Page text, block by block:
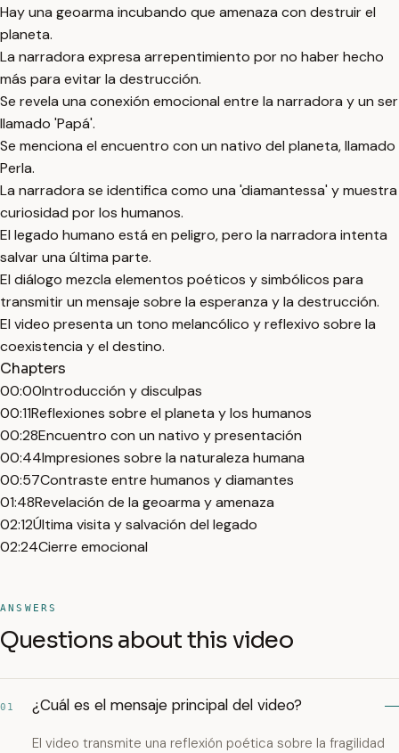
Hay una geoarma incubando que amenaza con destruir el
planeta.
La narradora expresa arrepentimiento por no haber hecho
más para evitar la destrucción.
Se revela una conexión emocional entre la narradora y un ser
llamado 'Papá'.
Se menciona el encuentro con un nativo del planeta, llamado
Perla.
La narradora se identifica como una 'diamantessa' y muestra
curiosidad por los humanos.
El legado humano está en peligro, pero la narradora intenta
salvar una última parte.
El diálogo mezcla elementos poéticos y simbólicos para
transmitir un mensaje sobre la esperanza y la destrucción.
El video presenta un tono melancólico y reflexivo sobre la
coexistencia y el destino.
Chapters
00:00Introducción y disculpas
00:11Reflexiones sobre el planeta y los humanos
00:28Encuentro con un nativo y presentación
00:44Impresiones sobre la naturaleza humana
00:57Contraste entre humanos y diamantes
01:48Revelación de la geoarma y amenaza
02:12Última visita y salvación del legado
02:24Cierre emocional
ANSWERS
Questions about this video
01 ¿Cuál es el mensaje principal del video?
El video transmite una reflexión poética sobre la fragilidad